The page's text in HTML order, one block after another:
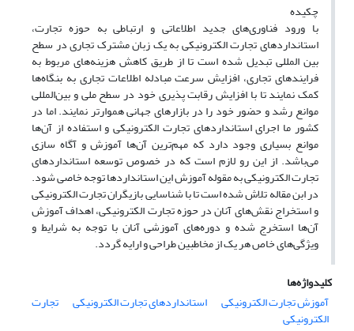
چکیده
با ورود فناوری‌های جدید اطلاعاتی و ارتباطی به حوزه تجارت،
استانداردهای تجارت الکترونیکی به یک زبان مشترک تجاری در سطح
بین المللی تبدیل شده است تا از طریق کاهش هزینه‌های مربوط به
فرایندهای تجاری، افزایش سرعت مبادله اطلاعات تجاری به بنگاه‌ها
کمک نمایند تا با افزایش رقابت پذیری خود در سطح ملی و بین‌المللی
موانع رشد و حضور خود را در بازارهای جهانی هموارتر نمایند. اما در
کشور ما اجرای استانداردهای تجارت الکترونیکی و استفاده از آن‌ها
موانع بسیاری وجود دارد که مهم‌ترین آن‌ها آموزش و آگاه سازی
می‌باشد. از این رو لازم است که در خصوص توسعه استانداردهای
تجارت الکترونیکی به مقوله آموزش این استانداردها توجه خاصی شود.
در ابن مقاله تلاش شده است تا با شناسایی بازیگران تجارت الکترونیکی
و استخراج نقش‌های آنان در حوزه تجارت الکترونیکی، اهداف آموزش
آن‌ها استخرج شده و دوره‌های آموزشی آنان با توجه به شرایط و
ویژگی‌های خاص هر یک از مخاطبین طراحی و ارایه گردد.
کلیدواژه‌ها
آموزش تجارت الکترونیکی
استانداردهای تجارت الکترونیکی تجارت
الکترونیکی